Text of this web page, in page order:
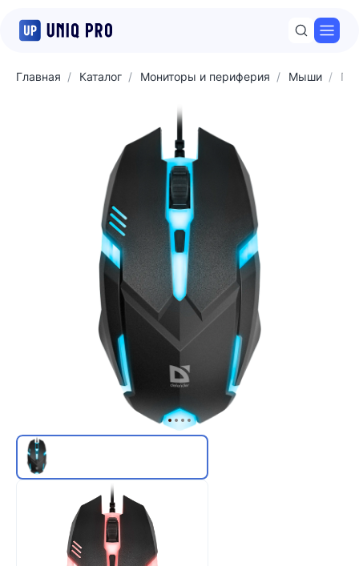
Главная Каталог Мониторы и периферия Мыши